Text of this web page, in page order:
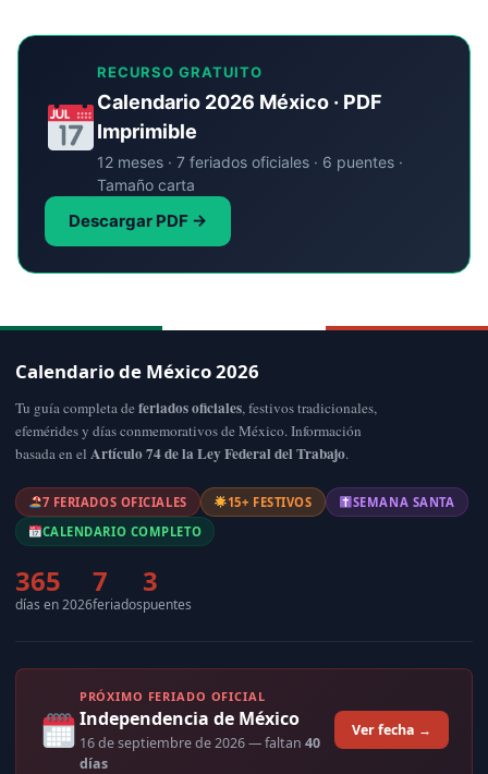
RECURSO GRATUITO
Calendario 2026 México · PDF
Imprimible
12 meses · 7 feriados oficiales · 6 puentes ·
Tamaño carta
Descargar PDF →
Calendario de México 2026
Tu guía completa de feriados oficiales, festivos tradicionales,
efemérides y días conmemorativos de México. Información
basada en el Artículo 74 de la Ley Federal del Trabajo.
7 FERIADOS OFICIALES 15+ FESTIVOS
SEMANA SANTA
CALENDARIO COMPLETO
365
días en 2026
7
feriados
3
puentes
PRÓXIMO FERIADO OFICIAL
Independencia de México
16 de septiembre de 2026— faltan 40
días
Ver fecha →